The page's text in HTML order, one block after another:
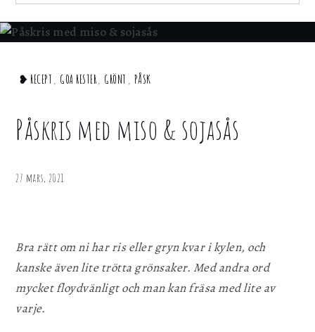
Home
Recept
Påskris
miso &
❥ RECEPT , GOA RESTER, GRÖNT , PÅSK
Påskris med miso & sojasås
27 mars, 2021
Bra rätt om ni har ris eller gryn kvar i kylen, och
kanske även lite trötta grönsaker. Med andra ord
mycket floydvänligt och man kan fräsa med lite av
varje.
för att webbplatsen ska fungera.
Statistik
information och funktionalitet vill vi samla in
personligen med hjälp av dessa uppgifter.
Genom att dela ditt surfbeteende på vår
Spara inställningar